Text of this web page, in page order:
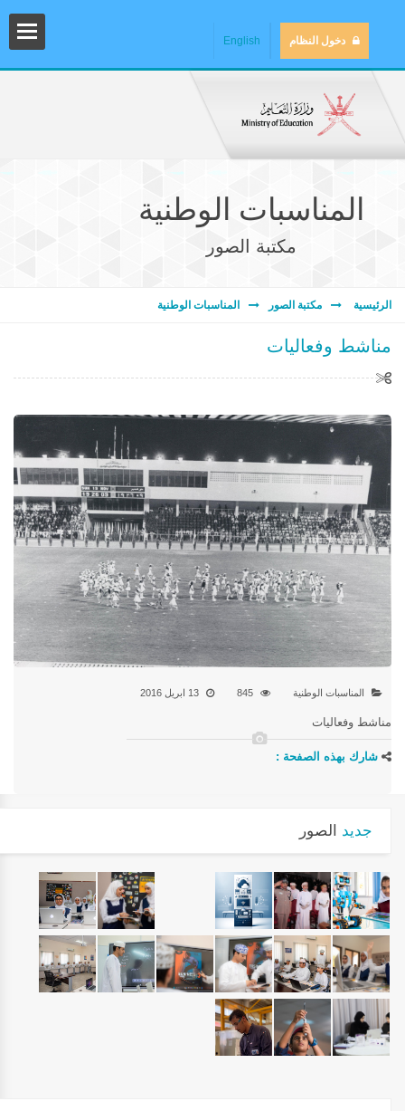
دخول النظام English
المناسبات الوطنية
مكتبة الصور
الرئيسية مكتبة الصور المناسبات الوطنية
مناشط وفعاليات
المناسبات الوطنية 845 13 ابريل 2016
مناشط وفعاليات
شارك بهذه الصفحة :
جديد الصور